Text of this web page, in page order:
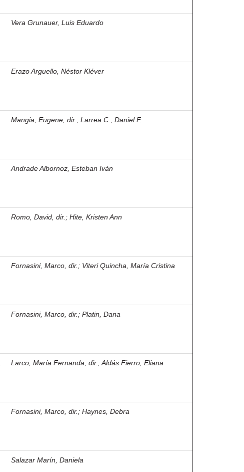
Vera Grunauer, Luis Eduardo
Erazo Arguello, Néstor Kléver
Mangia, Eugene, dir. ; Larrea C., Daniel F.
Andrade Albornoz, Esteban Iván
Romo, David, dir. ; Hite, Kristen Ann
Fornasini, Marco, dir. ; Viteri Quincha, María Cristina
Fornasini, Marco, dir. ; Platin, Dana
Larco, María Fernanda, dir. ;Aldás Fierro, Eliana
Fornasini, Marco, dir. ; Haynes, Debra
Salazar Marín, Daniela